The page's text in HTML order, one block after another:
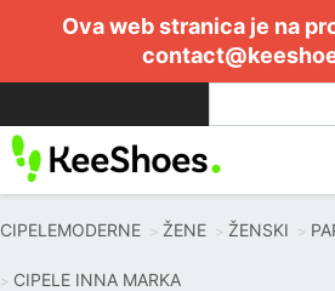
Ova web stranica je na
CIPELEMODERNE ŽENE ŽENSKI
CIPELE INNA MARKA